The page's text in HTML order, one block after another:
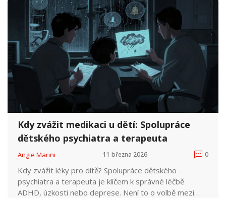
Kdy zvážit medikaci u dětí: Spolupráce
dětského psychiatra a terapeuta
Angie Marini 11 března 2026 0
Kdy zvážit léky pro dítě? Spolupráce dětského
psychiatra a terapeuta je klíčem k správné léčbě
ADHD, úzkosti nebo deprese. Není to o volbě mezi